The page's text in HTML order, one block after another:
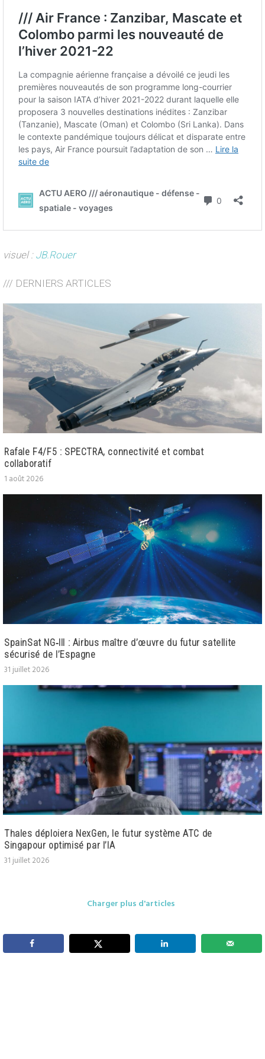
visuel : JB.Rouer
/// DERNIERS ARTICLES
Rafale F4/F5 : SPECTRA, connectivité et combat
collaboratif
1 août 2026
SpainSat NG‑III : Airbus maître d’œuvre du futur satellite
sécurisé de l’Espagne
31 juillet 2026
Thales déploiera NexGen, le futur système ATC de
Singapour optimisé par l’IA
31 juillet 2026
Charger plus d'articles